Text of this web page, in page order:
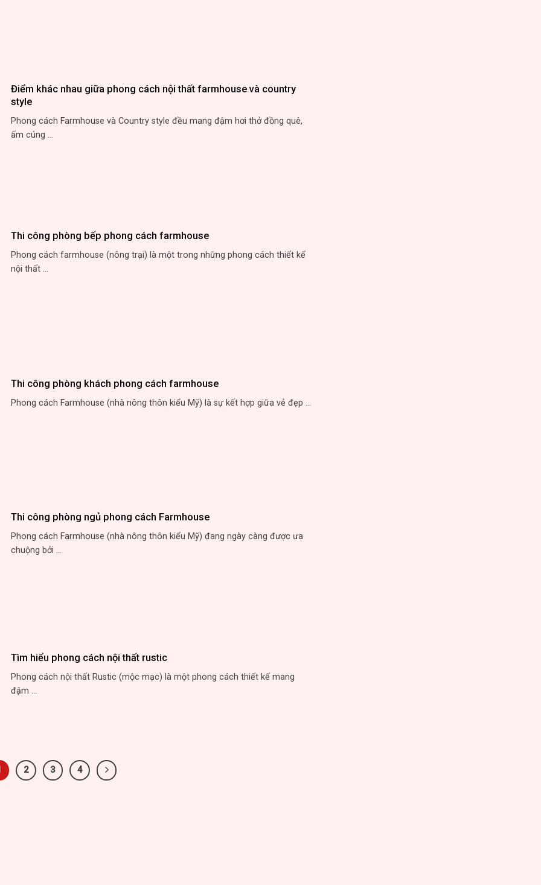
Điểm khác nhau giữa phong cách nội thất farmhouse và country
style
Phong cách Farmhouse và Country style đều mang đậm hơi thở đồng quê,
ấm cúng ...
Thi công phòng bếp phong cách farmhouse
Phong cách farmhouse (nông trại) là một trong những phong cách thiết kế
nội thất ...
Thi công phòng khách phong cách farmhouse
Phong cách Farmhouse (nhà nông thôn kiểu Mỹ) là sự kết hợp giữa vẻ đẹp ...
Thi công phòng ngủ phong cách Farmhouse
Phong cách Farmhouse (nhà nông thôn kiểu Mỹ) đang ngày càng được ưa
chuộng bởi ...
Tìm hiểu phong cách nội thất rustic
Phong cách nội thất Rustic (mộc mạc) là một phong cách thiết kế mang
đậm ...
2 3 4